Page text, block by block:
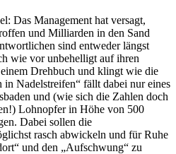
Das Management hat versagt,
und Milliarden in den Sand
sind entweder längst
wie vor unbehelligt auf ihren
Drehbuch und klingt wie die
in Nadelstreifen“ fällt dabei nur eines
und (wie sich die Zahlen doch
Lohnopfer in Höhe von 500
Dabei sollen die
rasch abwickeln und für Ruhe
und den „Aufschwung“ zu